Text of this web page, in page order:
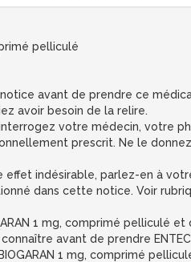
pelliculé
avant de prendre ce
avoir besoin de la relire.
interrogez votre médecin, votre
prescrit. Ne le
effet indésirable, parlez-en à
dans cette notice. Voir
1 mg, comprimé pelliculé
avant de prendre
1 mg, comprimé